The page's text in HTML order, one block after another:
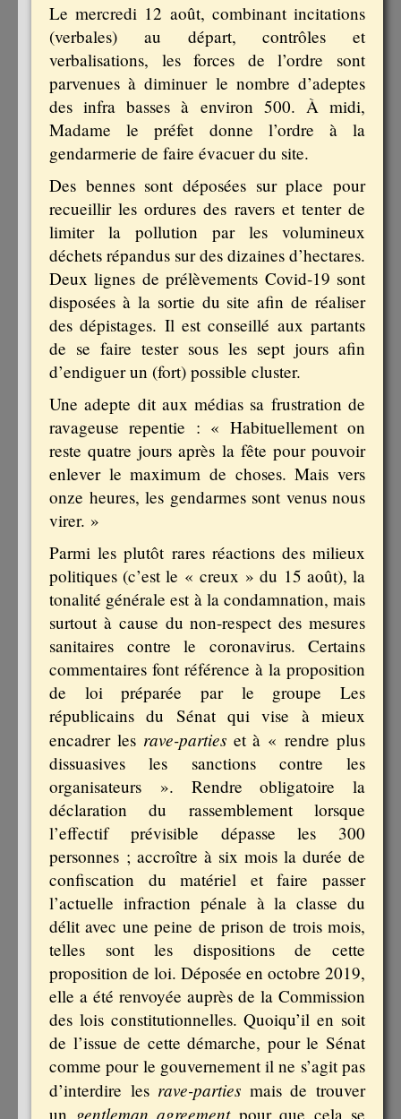
Le mercredi 12 août, combinant incitations
(verbales) au départ, contrôles et
verbalisations, les forces de l’ordre sont
parvenues à diminuer le nombre d’adeptes
des infra basses à environ 500. À midi,
Madame le préfet donne l’ordre à la
gendarmerie de faire évacuer du site.
Des bennes sont déposées sur place pour
recueillir les ordures des ravers et tenter de
limiter la pollution par les volumineux
déchets répandus sur des dizaines d’hectares.
Deux lignes de prélèvements Covid-19 sont
disposées à la sortie du site afin de réaliser
des dépistages. Il est conseillé aux partants
de se faire tester sous les sept jours afin
d’endiguer un (fort) possible cluster.
Une adepte dit aux médias sa frustration de
ravageuse repentie : « Habituellement on
reste quatre jours après la fête pour pouvoir
enlever le maximum de choses. Mais vers
onze heures, les gendarmes sont venus nous
virer. »
Parmi les plutôt rares réactions des milieux
politiques (c’est le « creux » du 15 août), la
tonalité générale est à la condamnation, mais
surtout à cause du non-respect des mesures
sanitaires contre le coronavirus. Certains
commentaires font référence à la proposition
de loi préparée par le groupe Les
républicains du Sénat qui vise à mieux
encadrer les rave-partieset à « rendre plus
dissuasives les sanctions contre les
organisateurs ». Rendre obligatoire la
déclaration du rassemblement lorsque
l’effectif prévisible dépasse les 300
personnes ; accroître à six mois la durée de
confiscation du matériel et faire passer
l’actuelle infraction pénale à la classe du
délit avec une peine de prison de trois mois,
telles sont les dispositions de cette
proposition de loi. Déposée en octobre 2019,
elle a été renvoyée auprès de la Commission
des lois constitutionnelles. Quoiqu’il en soit
de l’issue de cette démarche, pour le Sénat
comme pour le gouvernement il ne s’agit pas
d’interdire les rave-parties mais de trouver
un gentleman agreementpour que cela se